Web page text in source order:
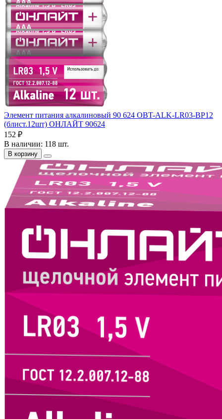
Элемент питания алкалиновый 90 624 OBT-ALK-LR03-BP12
(блист.12шт) ОНЛАЙТ 90624
152 ₽
В наличии: 118 шт.
В корзину